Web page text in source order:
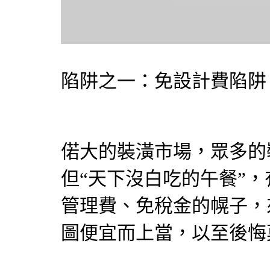
陷阱之一：免設計費陷阱
偌大的裝潢市場，眾多
但“天下沒白吃的午餐”
管理費、免稅金的幌子
圖便宜而上當，以至後